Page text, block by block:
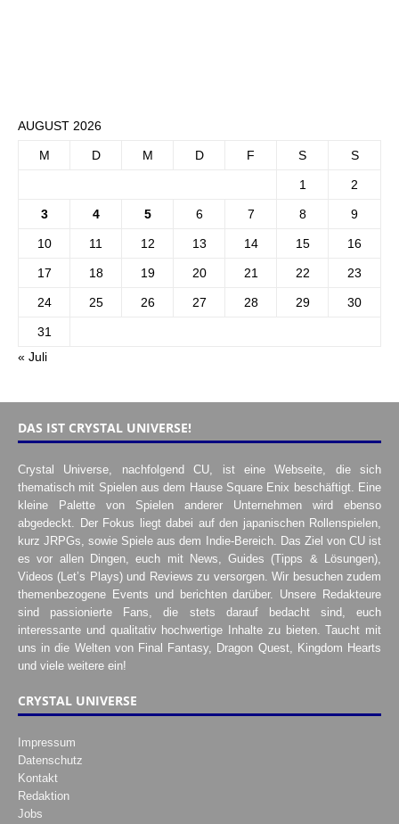
AUGUST 2026
M D M D F S S
1 2
3 4 5 6 7 8 9
10 11 12 13 14 15 16
17 18 19 20 21 22 23
24 25 26 27 28 29 30
31
« Juli
DAS IST CRYSTAL UNIVERSE!
Crystal Universe, nachfolgend CU, ist eine Webseite, die sich
thematisch mit Spielen aus dem Hause Square Enix beschäftigt. Eine
kleine Palette von Spielen anderer Unternehmen wird ebenso
abgedeckt. Der Fokus liegt dabei auf den japanischen Rollenspielen,
kurz JRPGs, sowie Spiele aus dem Indie-Bereich. Das Ziel von CU ist
es vor allen Dingen, euch mit News, Guides (Tipps & Lösungen),
Videos (Let’s Plays) und Reviews zu versorgen. Wir besuchen zudem
themenbezogene Events und berichten darüber. Unsere Redakteure
sind passionierte Fans, die stets darauf bedacht sind, euch
interessante und qualitativ hochwertige Inhalte zu bieten. Taucht mit
uns in die Welten von Final Fantasy, Dragon Quest, Kingdom Hearts
und viele weitere ein!
CRYSTAL UNIVERSE
Impressum
Datenschutz
Kontakt
Redaktion
Jobs